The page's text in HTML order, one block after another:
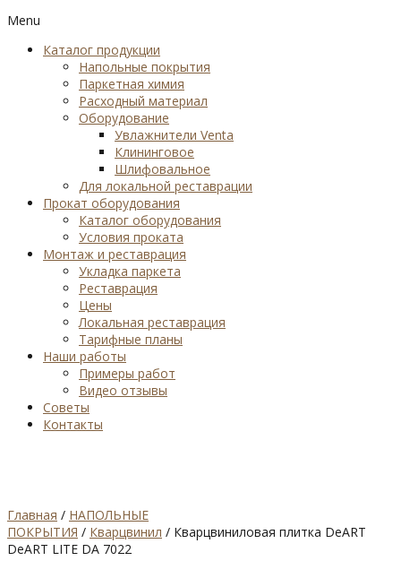
Menu
Каталог продукции
Напольные покрытия
Паркетная химия
Расходный материал
Оборудование
Увлажнители Venta
Клининговое
Шлифовальное
Для локальной реставрации
Прокат оборудования
Каталог оборудования
Условия проката
Монтаж и реставрация
Укладка паркета
Реставрация
Цены
Локальная реставрация
Тарифные планы
Наши работы
Примеры работ
Видео отзывы
Советы
Контакты
Главная / НАПОЛЬНЫЕ
ПОКРЫТИЯ / Кварцвинил / Кварцвиниловая плитка DeART
DeART LITE DA 7022